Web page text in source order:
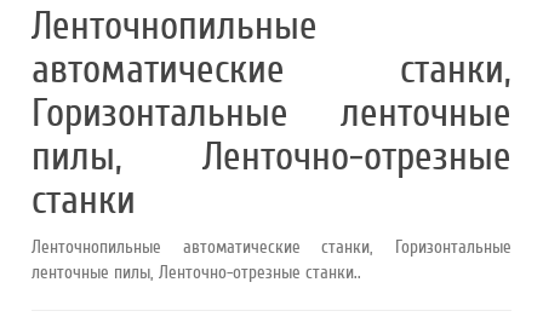
Ленточнопильные
автоматические станки,
Горизонтальные ленточные
пилы, Ленточно-отрезные
станки
Ленточнопильные автоматические станки, Горизонтальные
ленточные пилы, Ленточно-отрезные станки..